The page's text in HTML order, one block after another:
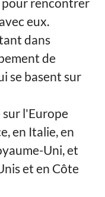
eux.
dans
de
se basent sur
l'Europe
en Italie, en
Uni, et
et en Côte